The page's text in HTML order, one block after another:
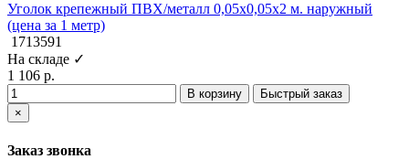
Уголок крепежный ПВХ/металл 0,05x0,05x2 м. наружный
(цена за 1 метр)
1713591
На складе ✓
1 106 р.
В корзину
Быстрый заказ
×
Заказ звонка